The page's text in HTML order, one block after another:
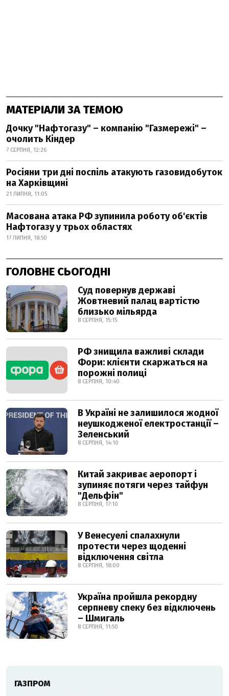
МАТЕРІАЛИ ЗА ТЕМОЮ
Дочку "Нафтогазу" – компанію "Газмережі" –
очолить Кіндер
7 СЕРПНЯ, 12:26
Росіяни три дні поспіль атакують газовидобуток
на Харківщині
21 ЛИПНЯ, 11:05
Масована атака РФ зупинила роботу об'єктів
Нафтогазу у трьох областях
17 ЛИПНЯ, 18:50
ГОЛОВНЕ СЬОГОДНІ
Суд повернув державі
Жовтневий палац вартістю
близько мільярда
8 СЕРПНЯ, 15:15
РФ знищила важливі склади
Фори: клієнти скаржаться на
порожні полиці
8 СЕРПНЯ, 10:40
В Україні не залишилося жодної
неушкодженої електростанції –
Зеленський
8 СЕРПНЯ, 14:10
Китай закриває аеропорт і
зупиняє потяги через тайфун
"Дельфін"
8 СЕРПНЯ, 17:10
У Венесуелі спалахнули
протести через щоденні
відключення світла
8 СЕРПНЯ, 18:00
Україна пройшла рекордну
серпневу спеку без відключень
– Шмигаль
8 СЕРПНЯ, 11:50
ГАЗПРОМ